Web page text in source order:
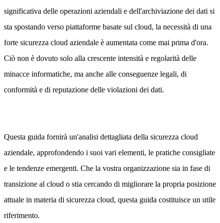
significativa delle operazioni aziendali e dell'archiviazione dei dati si
sta spostando verso piattaforme basate sul cloud, la necessità di una
forte sicurezza cloud aziendale è aumentata come mai prima d'ora.
Ciò non è dovuto solo alla crescente intensità e regolarità delle
minacce informatiche, ma anche alle conseguenze legali, di
conformità e di reputazione delle violazioni dei dati.
Questa guida fornirà un'analisi dettagliata della sicurezza cloud
aziendale, approfondendo i suoi vari elementi, le pratiche consigliate
e le tendenze emergenti. Che la vostra organizzazione sia in fase di
transizione al cloud o stia cercando di migliorare la propria posizione
attuale in materia di sicurezza cloud, questa guida costituisce un utile
riferimento.